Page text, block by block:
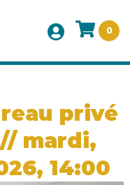
0
privé
mardi,
14:00